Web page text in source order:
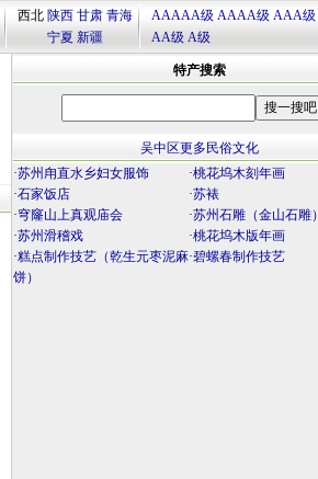
西北 陕西 甘肃 青海
宁夏 新疆
AAAAA级 AAAA级 AAA级
AA级 A级
特产搜索
吴中区更多民俗文化
·苏州甪直水乡妇女服饰 ·桃花坞木刻年画
·石家饭店 ·苏裱
·穹窿山上真观庙会 ·苏州石雕（金山石雕）
·苏州滑稽戏 ·桃花坞木版年画
·糕点制作技艺（乾生元枣泥麻
饼）
·碧螺春制作技艺